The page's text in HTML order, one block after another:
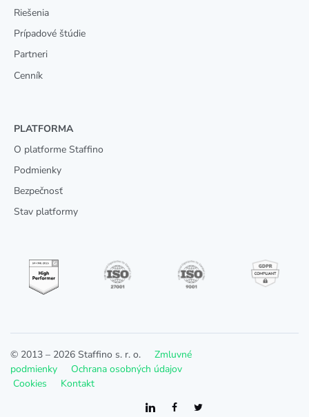
Riešenia
Prípadové štúdie
Partneri
Cenník
PLATFORMA
O platforme Staffino
Podmienky
Bezpečnosť
Stav platformy
© 2013 – 2026 Staffino s. r. o. Zmluvné
podmienky
Ochrana osobných údajov
Cookies
Kontakt